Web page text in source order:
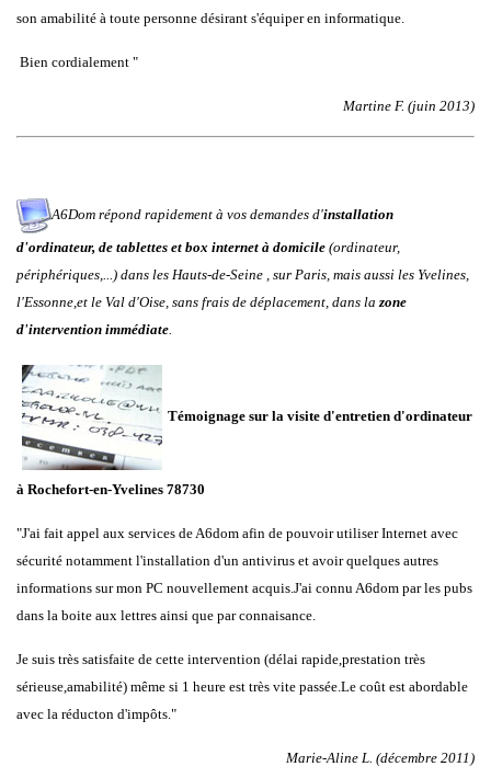
son amabilité à toute personne désirant s'équiper en informatique.
Bien cordialement "
Martine F. (juin 2013)
A6Dom répond rapidement à vos demandes d'installation
d'ordinateur, de tablettes et box internet à domicile (ordinateur,
périphériques,...) dans les Hauts-de-Seine , sur Paris, mais aussi les Yvelines,
l'Essonne,et le Val d'Oise, sans frais de déplacement, dans lazone
d'intervention immédiate.
Témoignage sur la visite d'entretien d'ordinateur
à Rochefort-en-Yvelines 78730
"J'ai fait appel aux services de A6dom afin de pouvoir utiliser Internet avec
sécurité notamment l'installation d'un antivirus et avoir quelques autres
informations sur mon PC nouvellement acquis.J'ai connu A6dom par les pubs
dans la boite aux lettres ainsi que par connaisance.
Je suis très satisfaite de cette intervention (délai rapide,prestation très
sérieuse,amabilité) même si 1 heure est très vite passée.Le coût est abordable
avec la réducton d'impôts."
Marie-Aline L. (décembre 2011)